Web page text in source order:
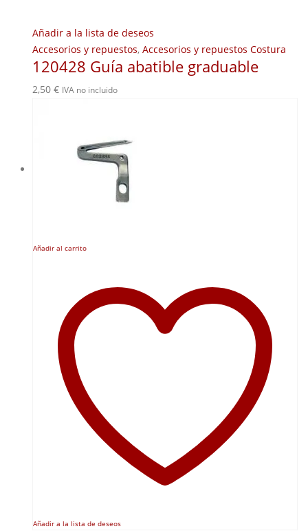
Añadir a la lista de deseos
Accesorios y repuestos, Accesorios y repuestos Costura
120428 Guía abatible graduable
2,50 € IVA no incluido
Añadir al carrito
Añadir a la lista de deseos